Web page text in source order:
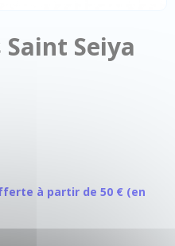
Seiya
à partir de 50 € (en